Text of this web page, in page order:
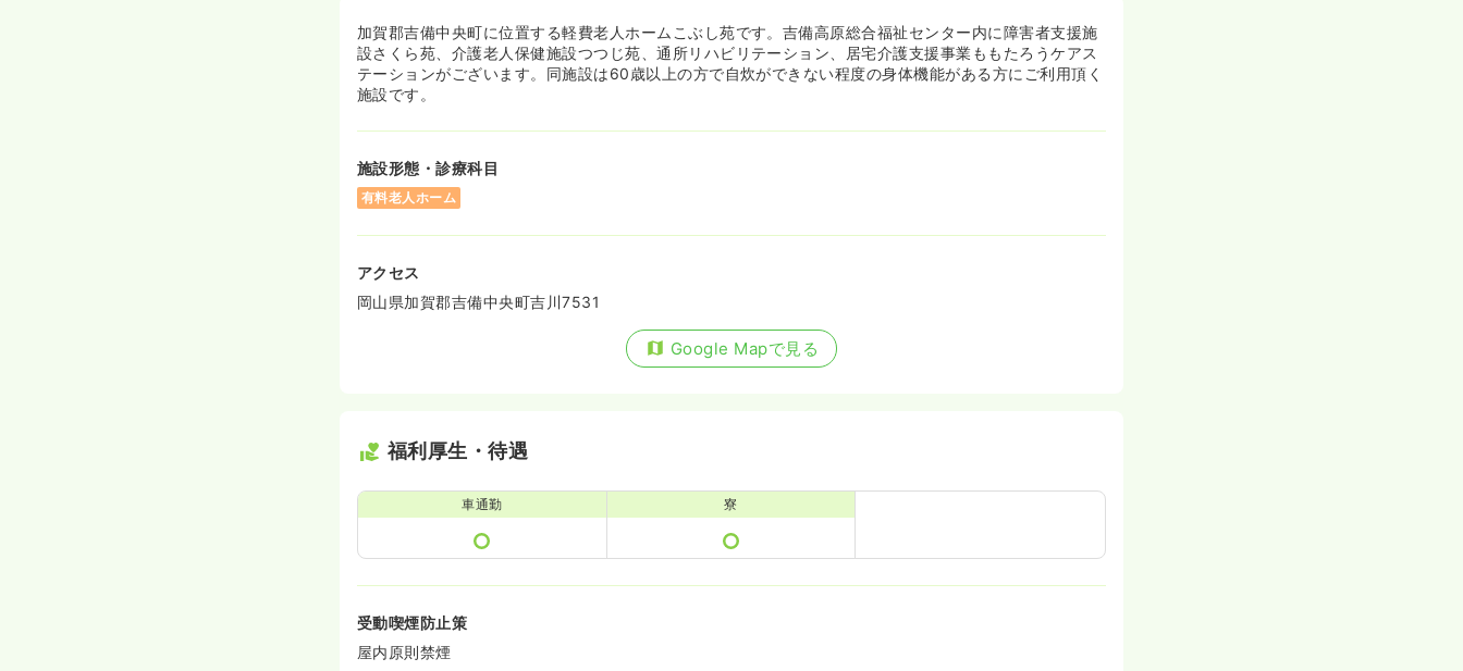
加賀郡吉備中央町に位置する軽費老人ホームこぶし苑です。吉備高原総合福祉センター内に障害者支援施
設さくら苑、介護老人保健施設つつじ苑、通所リハビリテーション、居宅介護支援事業ももたろうケアス
テーションがございます。同施設は60歳以上の方で自炊ができない程度の身体機能がある方にご利用頂く
施設です。
施設形態・診療科目
有料老人ホーム
アクセス
岡山県加賀郡吉備中央町吉川7531
Google Mapで見る
福利厚生・待遇
車通勤 寮
受動喫煙防止策
屋内原則禁煙